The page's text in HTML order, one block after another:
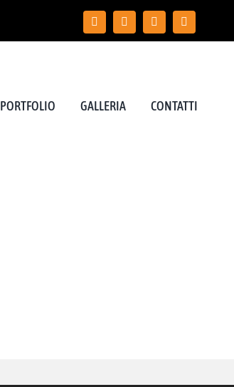
PORTFOLIO GALLERIA CONTATTI